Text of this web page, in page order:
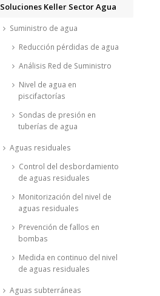
Soluciones Keller Sector Agua
Suministro de agua
Reducción pérdidas de agua
Análisis Red de Suministro
Nivel de agua en
piscifactorías
Sondas de presión en
tuberías de agua
Aguas residuales
Control del desbordamiento
de aguas residuales
Monitorización del nivel de
aguas residuales
Prevención de fallos en
bombas
Medida en continuo del nivel
de aguas residuales
Aguas subterráneas